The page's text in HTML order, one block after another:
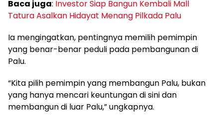
Baca juga: Investor Siap Bangun Kembali Mall
Tatura Asalkan Hidayat Menang Pilkada Palu
Ia mengingatkan, pentingnya memilih pemimpin
yang benar-benar peduli pada pembangunan di
Palu.
“Kita pilih pemimpin yang membangun Palu, bukan
yang hanya mencari keuntungan di sini dan
membangun di luar Palu,” ungkapnya.